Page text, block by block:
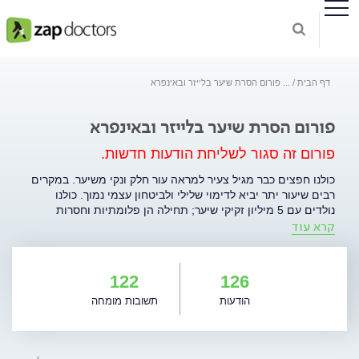
דף הבית פורום הסרת שיער בלייזר ובאינפרא
פורום הסרת שיער בלייזר ובאינפרא
פורום זה סגור לשליחת הודעות חדשות.
כולנו חפצים כבר מגיל צעיר למראה עור חלק ונקי משיער. במקרים
רבים שיעור יתר יביא לדימוי שלילי ולביטחון עצמי נמוך. כולנו
נולדים עם 5 מיליון זקיקי שיער; תחילה הן פלומתיות וחסרות
פיגמנט ועם התבגרותנו הופכות לטרמינליות (שערה בוגרת - גסה,
ו/או שחוזרת לצמוח או שעוברת לשלב הבא; טלוגן - שלב המנוחה
והנשירה של השערה. שלב שנמשך עד שבועיים, בו תתנתק מהשורש
ותיפול. אז מה הטכנולוגיה העדיפה עבורי להסרת שיער? תחום
הסרת השיער רווי בשאלות שחלקן שכיחות וחלקן מורכבות, הטיפול
קרא עוד
126
הודעות
122
תשובות מומחה